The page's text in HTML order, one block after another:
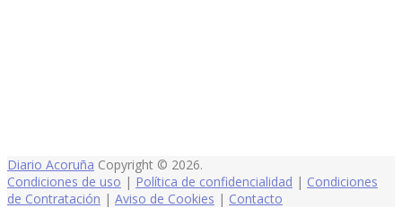
Diario Acoruña Copyright © 2026.
Condiciones de uso | Política de confidencialidad | Condiciones
de Contratación | Aviso de Cookies | Contacto